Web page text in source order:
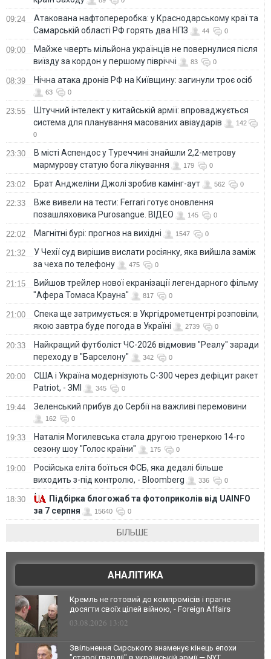
09:24
Атакована нафтопереробка: у Краснодарському краї та
Самарській області РФ горять два НПЗ
44 0
09:00
Майже чверть мільйона українців не повернулися після
виїзду за кордон у першому півріччі
83 0
08:39 Нічна атака дронів РФ на Київщину: загинули троє осіб
63 0
23:55
Штучний інтелект у китайській армії: впроваджується
система для планування масованих авіаударів
142
0
23:30
В місті Аспендос у Туреччині знайшли 2,2-метрову
мармурову статую бога лікування
179 0
23:02 Брат Анджеліни Джолі зробив камінг-аут 562 0
22:33
Вже вивели на тести: Ferrari готує оновлення
позашляховика Purosangue. ВІДЕО
145 0
22:02 Магнітні бурі: прогноз на вихідні 1547 0
21:32
У Чехії суд вирішив вислати росіянку, яка вийшла заміж
за чеха по телефону
475 0
21:15
Вийшов трейлер нової екранізації легендарного фільму
"Афера Томаса Крауна"
817 0
21:00
Спека ще затримується: в Укргідрометцентрі розповіли,
якою завтра буде погода в Україні
2739 0
20:33
Найкращий футболіст ЧС-2026 відмовив "Реалу" заради
переходу в "Барселону"
342 0
20:00
США і Україна модернізують С-300 через дефіцит ракет
Patriot, - ЗМІ
345 0
19:44 Зеленський прибув до Сербії на важливі перемовини
162 0
19:33
Наталія Могилевська стала другою тренеркою 14-го
сезону шоу "Голос країни"
175 0
19:00
Російська еліта боїться ФСБ, яка дедалі більше
виходить з-під контролю, - Bloomberg
336 0
18:30
Підбірка блогожаб та фотоприколів від UAINFO
за 7 серпня
15640 0
БІЛЬШЕ
АНАЛІТИКА
Кремль не готовий до компромісів і прагне
досягти своїх цілей війною, - Foreign Affairs
03.08.2026 13:02
Звільнення Сирського знаменує кінець епохи